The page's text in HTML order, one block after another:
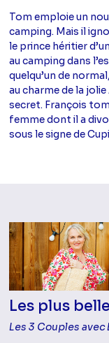
Tom emploie un
camping. Mais il
le prince héritier
au camping dans
quelqu’un de
au charme de la
secret. François
femme dont il a
sous le signe de
Les plus
Les 3 Couples avec